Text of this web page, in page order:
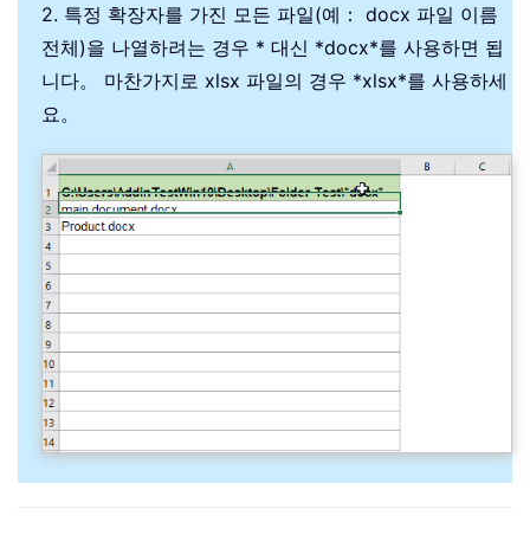
2. 특정 확장자를 가진 모든 파일(예： docx 파일 이름
전체)을 나열하려는 경우 * 대신 *docx*를 사용하면 됩
니다。 마찬가지로 xlsx 파일의 경우 *xlsx*를 사용하세
요。